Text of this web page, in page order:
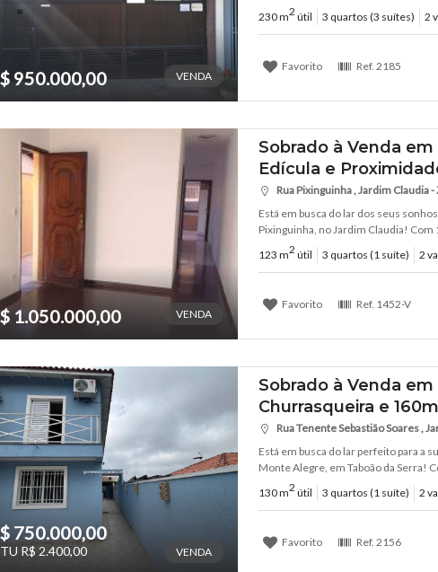
950.000,00 VENDA
230 m2 útil 3 quartos (3 suítes) 2
Favorito Ref. 2185
1.050.000,00 VENDA
Sobrado à Venda
Edícula e
Rua Pixinguinha , Jardim Claudia -
Está em busca do lar dos seus
Pixinguinha, no Jardim Claudia! Com
123 m2 útil 3 quartos (1 suíte) 2
Favorito Ref. 1452-V
750.000,00
R$ 2.400,00 VENDA
Sobrado à Venda
Churrasqueira e
Rua Tenente Sebastião Soares ,
Está em busca do lar perfeito para a
Monte Alegre, em Taboão da Serra!
130 m2 útil 3 quartos (1 suíte) 2
Favorito Ref. 2156